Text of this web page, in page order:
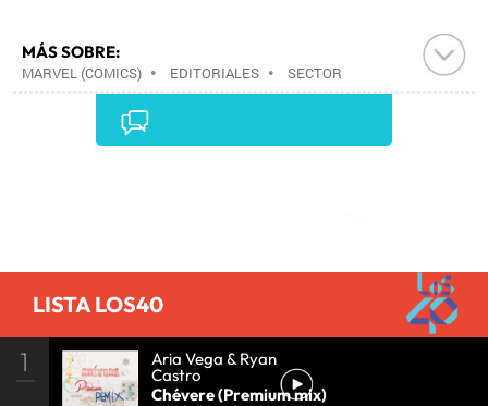
MÁS SOBRE:
MARVEL (COMICS) • EDITORIALES • SECTOR
•INDUSTRIA CULTURAL•LIBROS•
LISTA LOS40
1 Aria Vega & Ryan
Castro
Chévere (Premium mix)